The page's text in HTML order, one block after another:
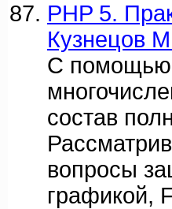
PHP 5.
Кузнецов
С помощью
состав
вопросы
графикой,